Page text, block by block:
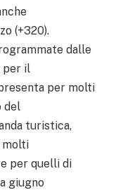
(+320).
dalle
per il
per molti
del
turistica,
molti
per quelli di
giugno